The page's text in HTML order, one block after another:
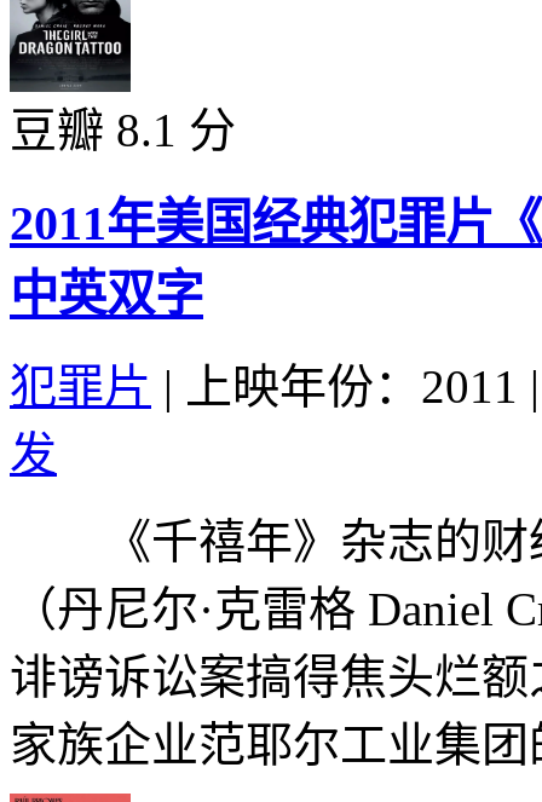
豆瓣 8.1 分
2011年美国经典犯罪片
中英双字
犯罪片 | 上映年份：2011 |
发
《千禧年》杂志的财
（丹尼尔·克雷格 Daniel
诽谤诉讼案搞得焦头烂
家族企业范耶尔工业集